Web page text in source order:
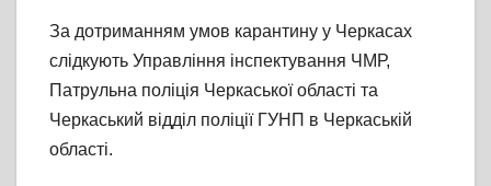
За дотриманням умов карантину у Черкасах
слідкують Управління інспектування ЧМР,
Патрульна поліція Черкаської області та
Черкаський відділ поліції ГУНП в Черкаській
області.